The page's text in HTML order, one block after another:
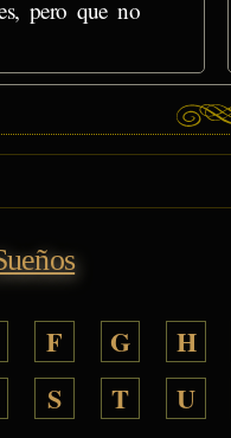
pero que no
F G H
S T U